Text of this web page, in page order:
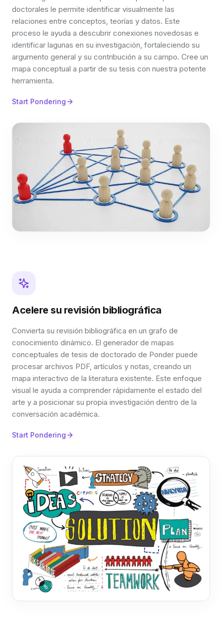
doctorales le permite identificar visualmente las
relaciones entre conceptos, teorías y datos. Este
proceso le ayuda a descubrir conexiones novedosas e
identificar lagunas en su investigación, fortaleciendo su
argumento general y su contribución a su campo. Cree un
mapa conceptual a partir de su tesis con nuestra potente
herramienta.
Start Pondering
Acelere su revisión bibliográfica
Convierta su revisión bibliográfica en un grafo de
conocimiento dinámico. El generador de mapas
conceptuales de tesis de doctorado de Ponder puede
procesar archivos PDF, artículos y notas, creando un
mapa interactivo de la literatura existente. Este enfoque
visual le ayuda a comprender rápidamente el estado del
arte y a posicionar su propia investigación dentro de la
conversación académica.
Start Pondering